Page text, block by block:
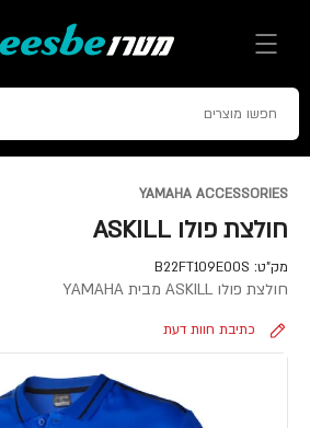
YAMAHA ACCESSORIES
חולצת פולו ASKILL
מק"ט: B22FT109E00S
חולצת פולו ASKILL מבית YAMAHA
כתיבת חוות דעת